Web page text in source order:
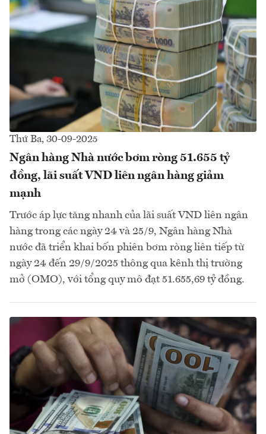
Thứ Ba, 30-09-2025
Ngân hàng Nhà nước bơm ròng 51.655 tỷ
đồng, lãi suất VND liên ngân hàng giảm
mạnh
Trước áp lực tăng nhanh của lãi suất VND liên ngân
hàng trong các ngày 24 và 25/9, Ngân hàng Nhà
nước đã triển khai bốn phiên bơm ròng liên tiếp từ
ngày 24 đến 29/9/2025 thông qua kênh thị trường
mở (OMO), với tổng quy mô đạt 51.655,69 tỷ đồng.